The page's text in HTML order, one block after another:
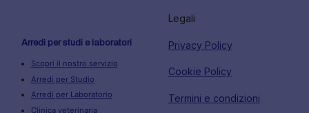
Arredi per studi e laboratori
Scopri il nostro servizio
Arredi per Studio
Arredi per Laboratorio
Clinica veterinaria
Legali
Privacy Policy
Cookie Policy
Termini e condizioni